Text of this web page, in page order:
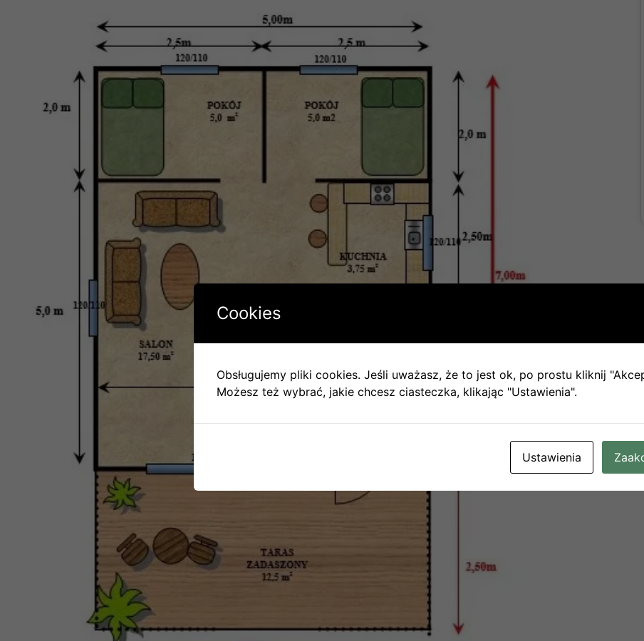
Cookies
Obsługujemy pliki cookies. Jeśli uważasz, że to jest ok, po prostu kliknij
Możesz też wybrać, jakie chcesz ciasteczka, klikając "Ustawienia".
Ustawienia